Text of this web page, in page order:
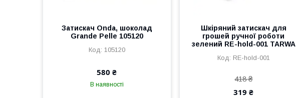
Затискач Onda, шоколад
Grande Pelle 105120
105120
580 ₴
В наявності
Шкіряний затискач для
грошей ручної роботи
зелений RE-hold-001 TARWA
RE-hold-001
418 ₴
319 ₴